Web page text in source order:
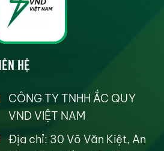
HỆ
CÔNG TY TNHH ẮC QUY
VND VIỆT NAM
Địa chỉ: 30 Võ Văn Kiệt, An